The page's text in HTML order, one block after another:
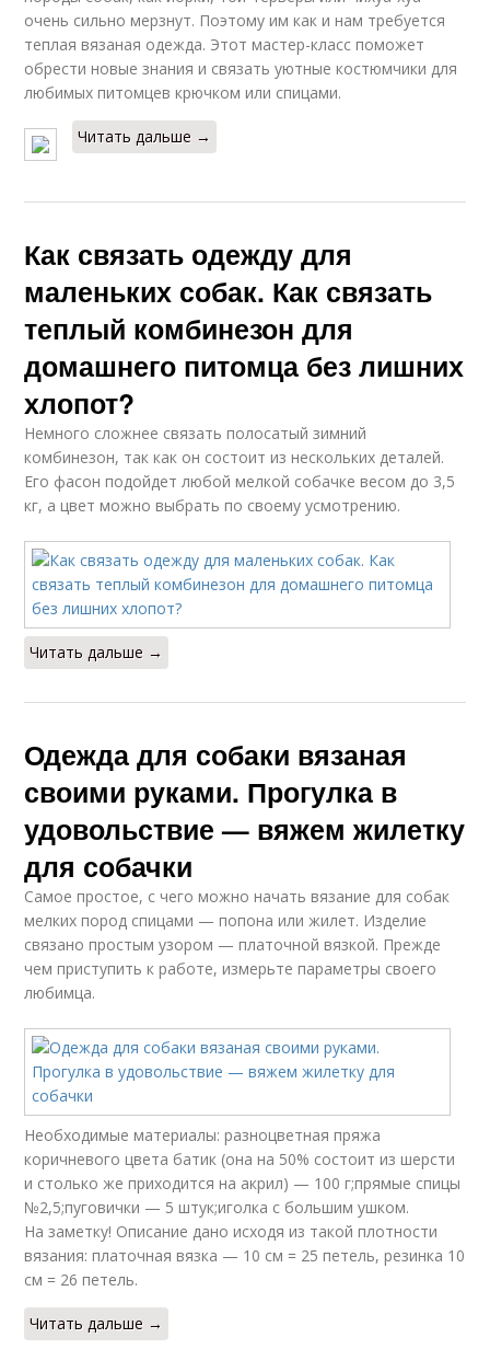
очень сильно мерзнут. Поэтому им как и нам требуется
теплая вязаная одежда. Этот мастер-класс поможет
обрести новые знания и связать уютные костюмчики для
любимых питомцев крючком или спицами.
Читать дальше →
Как связать одежду для
маленьких собак. Как связать
теплый комбинезон для
домашнего питомца без лишних
хлопот?
Немного сложнее связать полосатый зимний
комбинезон, так как он состоит из нескольких деталей.
Его фасон подойдет любой мелкой собачке весом до 3,5
кг, а цвет можно выбрать по своему усмотрению.
Читать дальше →
Одежда для собаки вязаная
своими руками. Прогулка в
удовольствие — вяжем жилетку
для собачки
Самое простое, с чего можно начать вязание для собак
мелких пород спицами — попона или жилет. Изделие
связано простым узором — платочной вязкой. Прежде
чем приступить к работе, измерьте параметры своего
любимца.
Необходимые материалы: разноцветная пряжа
коричневого цвета батик (она на 50% состоит из шерсти
и столько же приходится на акрил) — 100 г;прямые спицы
№2,5;пуговички — 5 штук;иголка с большим ушком.
На заметку! Описание дано исходя из такой плотности
вязания: платочная вязка — 10 см = 25 петель, резинка 10
см = 26 петель.
Читать дальше →